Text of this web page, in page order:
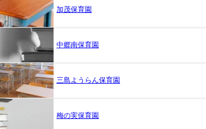
加茂保育園
中郷南保育園
三島ようらん保育園
梅の実保育園